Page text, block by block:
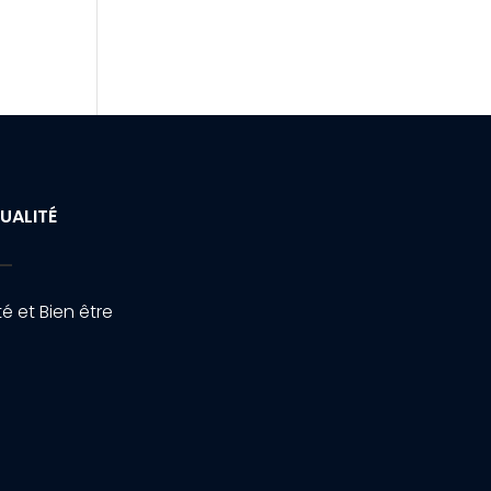
et Bien être